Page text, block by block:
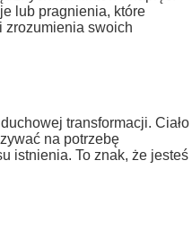
lub pragnienia, które
zrozumienia swoich
transformacji. Ciało
na potrzebę
istnienia. To znak, że jesteś